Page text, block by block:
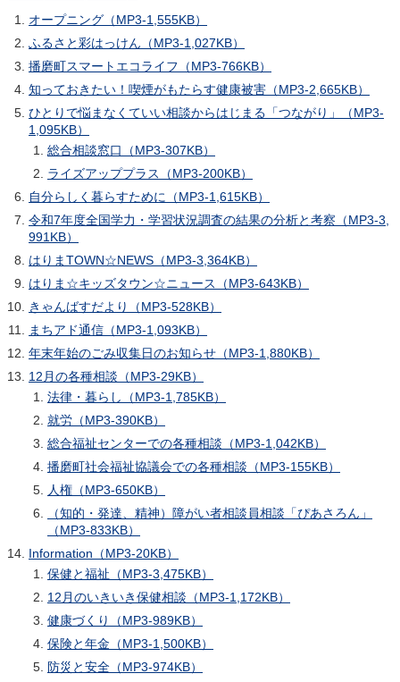
オープニング（MP3-1,555KB）
ふるさと彩はっけん（MP3-1,027KB）
播磨町スマートエコライフ（MP3-766KB）
知っておきたい！喫煙がもたらす健康被害（MP3-2,665KB）
ひとりで悩まなくていい相談からはじまる「つながり」（MP3-
1,095KB）
総合相談窓口（MP3-307KB）
ライズアッププラス（MP3-200KB）
自分らしく暮らすために（MP3-1,615KB）
令和7年度全国学力・学習状況調査の結果の分析と考察（MP3-3,
991KB）
はりまTOWN☆NEWS（MP3-3,364KB）
はりま☆キッズタウン☆ニュース（MP3-643KB）
きゃんばすだより（MP3-528KB）
まちアド通信（MP3-1,093KB）
年末年始のごみ収集日のお知らせ（MP3-1,880KB）
12月の各種相談（MP3-29KB）
法律・暮らし（MP3-1,785KB）
就労（MP3-390KB）
総合福祉センターでの各種相談（MP3-1,042KB）
播磨町社会福祉協議会での各種相談（MP3-155KB）
人権（MP3-650KB）
（知的・発達、精神）障がい者相談員相談「ぴあさろん」
（MP3-833KB）
Information（MP3-20KB）
保健と福祉（MP3-3,475KB）
12月のいきいき保健相談（MP3-1,172KB）
健康づくり（MP3-989KB）
保険と年金（MP3-1,500KB）
防災と安全（MP3-974KB）